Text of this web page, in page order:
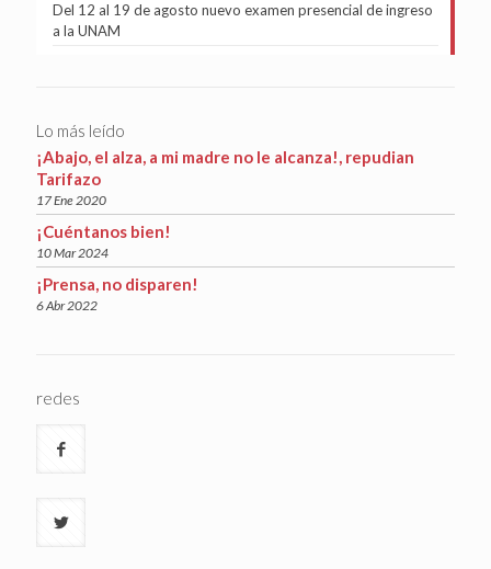
Del 12 al 19 de agosto nuevo examen presencial de ingreso
a la UNAM
Lo más leído
¡Abajo, el alza, a mi madre no le alcanza!, repudian
Tarifazo
17 Ene 2020
¡Cuéntanos bien!
10 Mar 2024
¡Prensa, no disparen!
6 Abr 2022
redes